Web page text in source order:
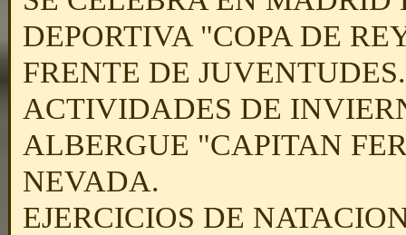
DEPORTIVA "COPA DE
FRENTE DE JUVENTUDES.
ACTIVIDADES DE
ALBERGUE "CAPITAN
NEVADA.
EJERCICIOS DE